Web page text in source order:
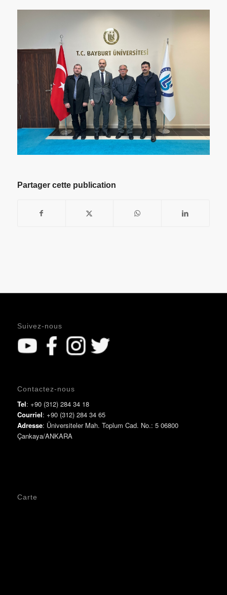
Partager cette publication
Suivez-nous
Contactez-nous
Tel: +90 (312) 284 34 18
Courriel: +90 (312) 284 34 65
Adresse: Üniversiteler Mah. Toplum Cad. No.: 5 06800
Çankaya/ANKARA
Carte